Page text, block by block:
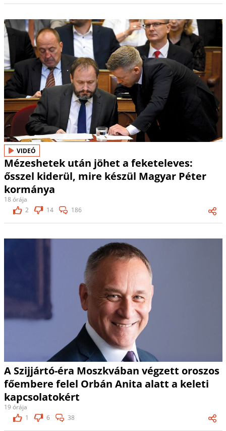
VIDEÓ
Mézeshetek után jöhet a feketeleves:
ősszel kiderül, mire készül Magyar Péter
kormánya
18 órája
2
14 186
A Szijjártó-éra Moszkvában végzett oroszos
főembere felel Orbán Anita alatt a keleti
kapcsolatokért
19 órája
1
6 38